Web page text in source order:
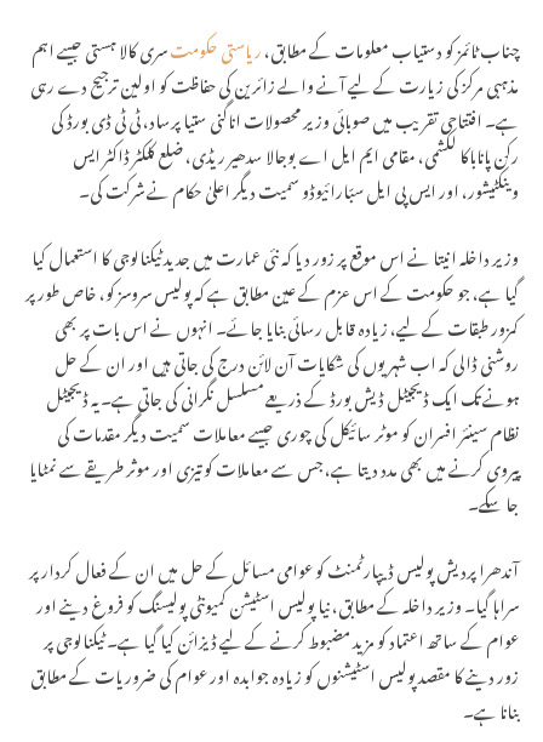
چناب ٹائمز کو دستیاب معلومات کے مطابق،ریاستی حکومتسری کالا ہستی جیسے اہم
مذہبی مرکز کی زیارت کے لیے آنے والے زائرین کی حفاظت کو اولین ترجیح دے رہی
ہے۔ افتتاحی تقریب میں صوبائی وزیر محصولات اناگنی ستیا پرساد، ٹی ٹی ڈی بورڈ کی
رکن پاناباکا لکشمی، مقامی ایم ایل اے بوجالا سدھیر ریڈی، ضلع کلکٹر ڈاکٹر ایس
وینکٹیشور، اور ایس پی ایل سبّارائیوڈو سمیت دیگر اعلیٰ حکام نے شرکت کی۔
وزیر داخلہ انیتا نے اس موقع پر زور دیا کہ نئی عمارت میں جدید ٹیکنالوجی کا استعمال کیا
گیا ہے، جو حکومت کے اس عزم کے عین مطابق ہے کہ پولیس سروسز کو، خاص طور پر
کمزور طبقات کے لیے، زیادہ قابل رسائی بنایا جائے۔ انہوں نے اس بات پر بھی
روشنی ڈالی کہ اب شہریوں کی شکایات آن لائن درج کی جاتی ہیں اور ان کے حل
ہونے تک ایک ڈیجیٹل ڈیش بورڈ کے ذریعے مسلسل نگرانی کی جاتی ہے۔ یہ ڈیجیٹل
نظام سینئر افسران کو موٹر سائیکل کی چوری جیسے معاملات سمیت دیگر مقدمات کی
پیروی کرنے میں بھی مدد دیتا ہے، جس سے معاملات کو تیزی اور موثر طریقے سے نمٹایا
جا سکے۔
آندھرا پردیش پولیس ڈیپارٹمنٹ کو عوامی مسائل کے حل میں ان کے فعال کردار پر
سراہا گیا۔ وزیر داخلہ کے مطابق، نیا پولیس اسٹیشن کمیونٹی پولیسنگ کو فروغ دینے اور
عوام کے ساتھ اعتماد کو مزید مضبوط کرنے کے لیے ڈیزائن کیا گیا ہے۔ ٹیکنالوجی پر
زور دینے کا مقصد پولیس اسٹیشنوں کو زیادہ جوابدہ اور عوام کی ضروریات کے مطابق
بنانا ہے۔